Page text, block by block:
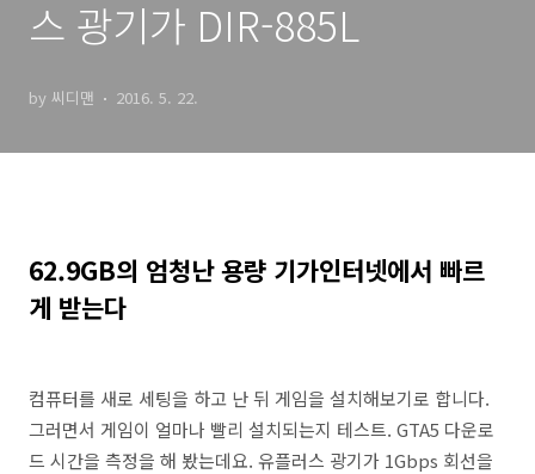
스 광기가 DIR-885L
by 씨디맨 2016. 5. 22.
62.9GB의 엄청난 용량 기가인터넷에서 빠르
게 받는다
컴퓨터를 새로 세팅을 하고 난 뒤 게임을 설치해보기로 합니다.
그러면서 게임이 얼마나 빨리 설치되는지 테스트. GTA5 다운로
드 시간을 측정을 해 봤는데요. 유플러스 광기가 1Gbps 회선을